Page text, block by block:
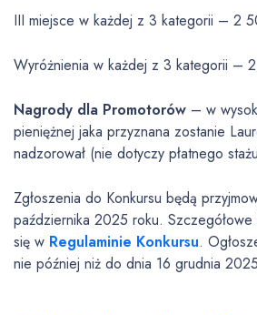
III miejsce w każdej z 3 kategorii – 2
Wyróżnienia w każdej z 3 kategorii –
Nagrody dla Promotorów – w
pieniężnej jaka przyznana zostanie
nadzorował (nie dotyczy płatnego
Zgłoszenia do Konkursu będą
października 2025 roku. Szczegółowe
się w Regulaminie Konkursu.
nie później niż do dnia 16 grudnia